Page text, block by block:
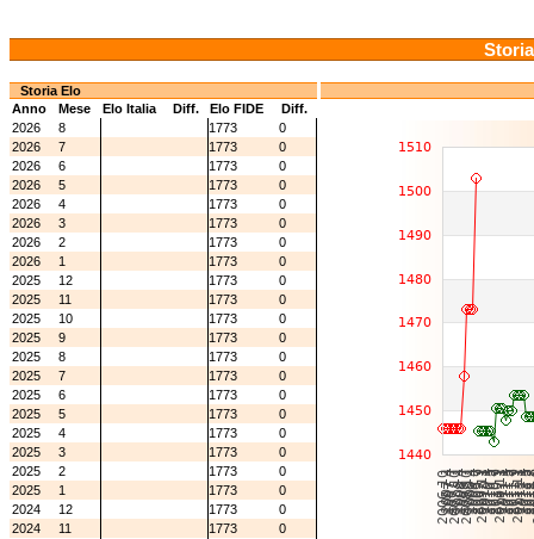
Storia Elo
Anno
Mese Elo Italia Diff. Elo FIDE
Diff.
2026
8 1773
0
2026
7 1773
0
2026
6 1773
0
2026
5 1773
0
2026
4 1773
0
2026
3 1773
0
2026
2 1773
0
2026
1 1773
0
2025
12 1773
0
2025
11 1773
0
2025
10 1773
0
2025
9 1773
0
2025
8 1773
0
2025
7 1773
0
2025
6 1773
0
2025
5 1773
0
2025
4 1773
0
2025
3 1773
0
2025
2 1773
0
2025
1 1773
0
2024
12 1773
0
2024
11 1773
0